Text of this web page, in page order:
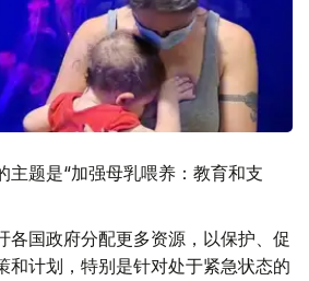
主题是“加强母乳喂养：教育和支
各国政府分配更多资源，以保护、促
和计划，特别是针对处于紧急状态的